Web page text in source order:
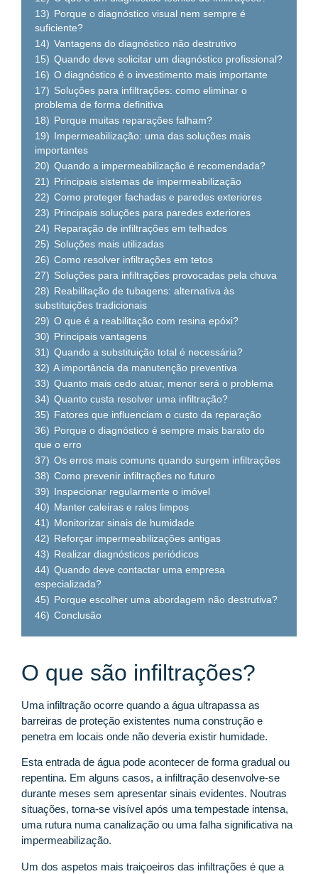
13) Porque o diagnóstico visual nem sempre é
suficiente?
14) Vantagens do diagnóstico não destrutivo
15) Quando deve solicitar um diagnóstico profissional?
16) O diagnóstico é o investimento mais importante
17) Soluções para infiltrações: como eliminar o
problema de forma definitiva
18) Porque muitas reparações falham?
19) Impermeabilização: uma das soluções mais
importantes
20) Quando a impermeabilização é recomendada?
21) Principais sistemas de impermeabilização
22) Como proteger fachadas e paredes exteriores
23) Principais soluções para paredes exteriores
24) Reparação de infiltrações em telhados
25) Soluções mais utilizadas
26) Como resolver infiltrações em tetos
27) Soluções para infiltrações provocadas pela chuva
28) Reabilitação de tubagens: alternativa às
substituições tradicionais
29) O que é a reabilitação com resina epóxi?
30) Principais vantagens
31) Quando a substituição total é necessária?
32) A importância da manutenção preventiva
33) Quanto mais cedo atuar, menor será o problema
34) Quanto custa resolver uma infiltração?
35) Fatores que influenciam o custo da reparação
36) Porque o diagnóstico é sempre mais barato do
que o erro
37) Os erros mais comuns quando surgem infiltrações
38) Como prevenir infiltrações no futuro
39) Inspecionar regularmente o imóvel
40) Manter caleiras e ralos limpos
41) Monitorizar sinais de humidade
42) Reforçar impermeabilizações antigas
43) Realizar diagnósticos periódicos
44) Quando deve contactar uma empresa
especializada?
45) Porque escolher uma abordagem não destrutiva?
46) Conclusão
O que são infiltrações?
Uma infiltração ocorre quando a água ultrapassa as
barreiras de proteção existentes numa construção e
penetra em locais onde não deveria existir humidade.
Esta entrada de água pode acontecer de forma gradual ou
repentina. Em alguns casos, a infiltração desenvolve-se
durante meses sem apresentar sinais evidentes. Noutras
situações, torna-se visível após uma tempestade intensa,
uma rutura numa canalização ou uma falha significativa na
impermeabilização.
Um dos aspetos mais traiçoeiros das infiltrações é que a